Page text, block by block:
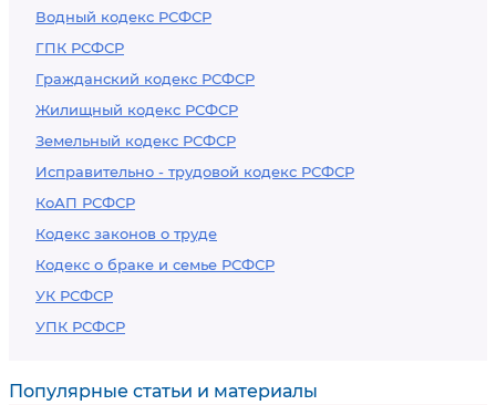
Водный кодекс РСФСР
ГПК РСФСР
Гражданский кодекс РСФСР
Жилищный кодекс РСФСР
Земельный кодекс РСФСР
Исправительно - трудовой кодекс РСФСР
КоАП РСФСР
Кодекс законов о труде
Кодекс о браке и семье РСФСР
УК РСФСР
УПК РСФСР
Популярные статьи и материалы